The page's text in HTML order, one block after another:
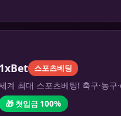
1xBet 스포츠베팅
계 최대 스포츠베팅! 축구·농
🎁 첫입금 100%